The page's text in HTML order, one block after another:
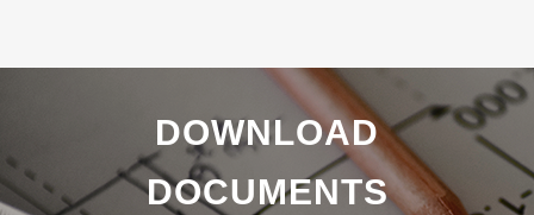
DOWNLOAD
DOCUMENTS